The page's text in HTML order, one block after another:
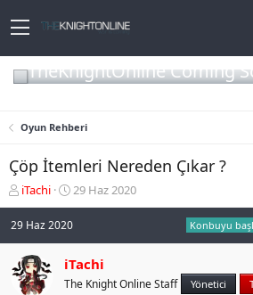
TheKnightOnline Coming
Oyun Rehberi
Çöp İtemleri Nereden Çıkar ?
K
o
n
u
y
u
iTachi
B
a
ş
n
g
29 Haz 2020
29 Haz 2020 Konbuyu
iTachi
The Knight Online Staff Yönetici